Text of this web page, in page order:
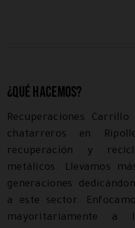
¿Qué hacemos?
Recuperaciones
chatarreros en
recuperación y
metálicos. Llevamos
generaciones
a este sector.
mayoritariamente a